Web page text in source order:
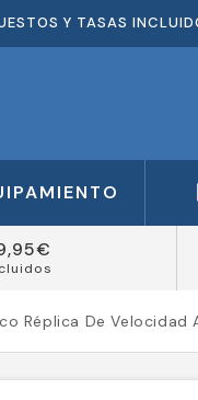
Y TASAS
Réplica De Velocidad